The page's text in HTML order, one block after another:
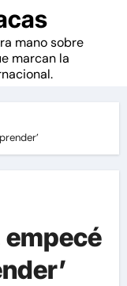
mano sobre
marcan la
empecé